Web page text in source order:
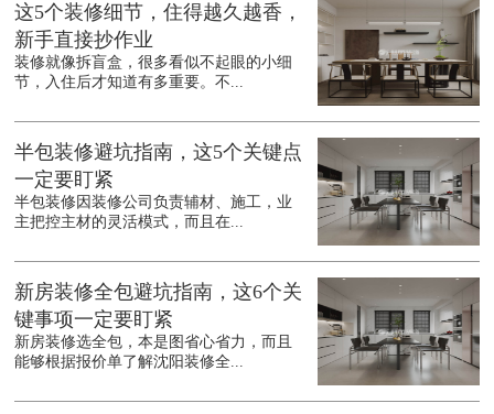
这5个装修细节，住得越久越香，
新手直接抄作业
装修就像拆盲盒，很多看似不起眼的小细
节，入住后才知道有多重要。不...
半包装修避坑指南，这5个关键点
一定要盯紧
半包装修因装修公司负责辅材、施工，业
主把控主材的灵活模式，而且在...
新房装修全包避坑指南，这6个关
键事项一定要盯紧
新房装修选全包，本是图省心省力，而且
能够根据报价单了解沈阳装修全...